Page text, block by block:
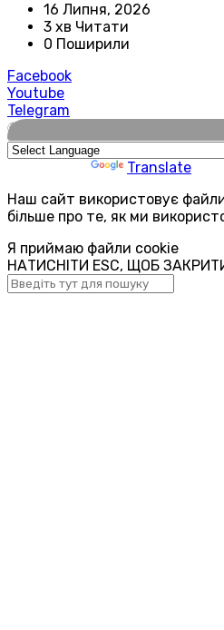
16 Липня, 2026
3 хв Читати
0 Поширили
Facebook
Youtube
Telegram
🌍
Translate
Наш сайт використовує
більше про те, як ми
Я приймаю файли cookie
НАТИСНІТИ ESC, ЩОБ